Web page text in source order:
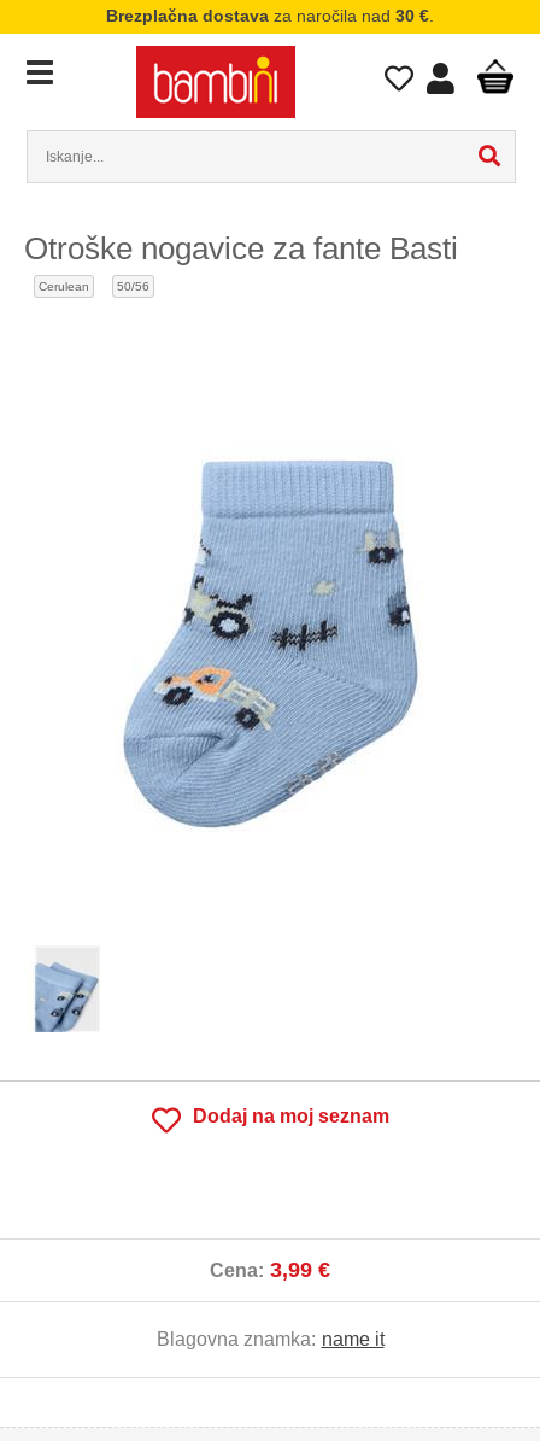
Brezplačna dostava za naročila nad 30 €
Otroške nogavice za fante Basti
Cerulean 50/56
Dodaj na moj seznam
Cena: 3,99 €
Blagovna znamka: name it